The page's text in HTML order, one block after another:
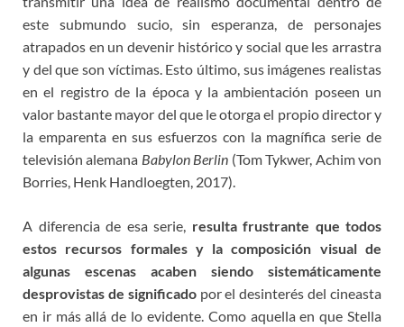
este submundo sucio, sin esperanza, de personajes
atrapados en un devenir histórico y social que les arrastra
y del que son víctimas. Esto último, sus imágenes realistas
en el registro de la época y la ambientación poseen un
valor bastante mayor del que le otorga el propio director y
la emparenta en sus esfuerzos con la magnífica serie de
televisión alemana Babylon Berlin (Tom Tykwer, Achim von
Borries, Henk Handloegten, 2017).
A diferencia de esa serie, resulta frustrante que todos
estos recursos formales yla composición visual de
algunas escenas acaben siendo sistemáticamente
desprovistas de significadopor el desinterés del cineasta
en ir más allá de lo evidente. Como aquella en que Stella